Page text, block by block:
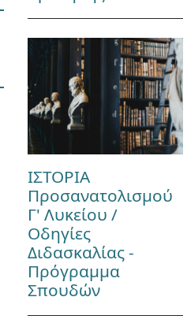
ΙΣΤΟΡΙΑ
Προσανατολισμού
Γ' Λυκείου /
Οδηγίες
Διδασκαλίας -
Πρόγραμμα
Σπουδών